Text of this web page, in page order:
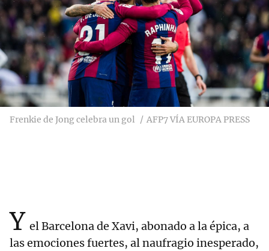
Frenkie de Jong celebra un gol AFP7 VÍA EUROPA PRESS
Y el Barcelona de Xavi, abonado a la épica, a
las emociones fuertes, al naufragio inesperado,